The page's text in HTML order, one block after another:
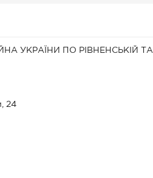
УКРАЇНИ ПО РІВНЕНСЬКІЙ ТА
24